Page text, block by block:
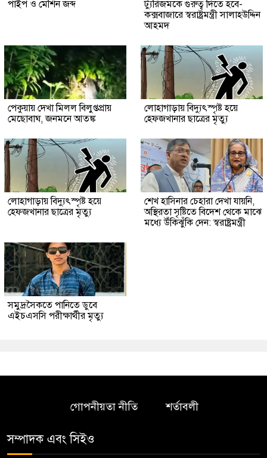
পাইপ ও মেশিন জব্দ
ট্যুরিজমকে গুরুত্ব দিতে হবে-
কক্সবাজারে স্বরাষ্ট্রমন্ত্রী সালাহউদ্দিন
আহমদ
পেকুয়ায় দেখা মিলল বিলুপ্তপ্রায়
মেছোবাঘ, জনমনে আতঙ্ক
লোহাগাড়ায় বিদ্যুৎস্পৃষ্ট হয়ে
হেফজখানার ছাত্রের মৃত্যু
লোহাগাড়ায় বিদ্যুৎস্পৃষ্ট হয়ে
হেফজখানার ছাত্রের মৃত্যু
শেখ হাসিনার চেহারা দেখা যায়নি,
অস্থিরতা সৃষ্টিতে বিদেশ থেকে মাঝে
মধ্যে উঁকিঝুঁকি দেন: স্বরাষ্ট্রমন্ত্রী
সমুদ্রসৈকতে পানিতে ডুবে
এইচএসসি পরীক্ষার্থীর মৃত্যু
গোপনীয়তা নীতি শর্তাবলী
সম্পাদক এবং সিইও